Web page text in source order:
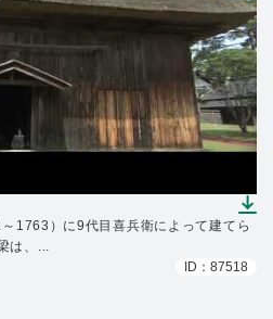
1763）に9代目喜兵衛によって建てら
は、...
ID：87518